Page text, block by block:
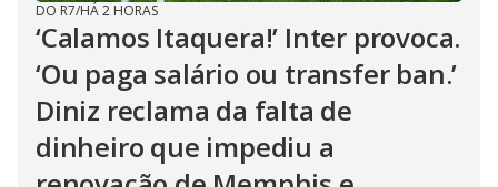
DO R7/HÁ 2 HORAS
‘Calamos Itaquera!’ Inter provoca.
‘Ou paga salário ou transfer ban.’
Diniz reclama da falta de
dinheiro que impediu a